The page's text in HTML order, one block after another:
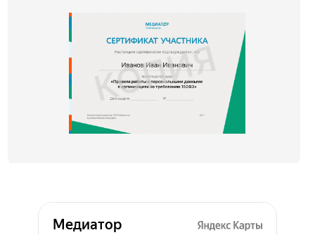
Медиатор на карте Химок — Яндекс Карты